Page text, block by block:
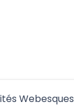
Webesques